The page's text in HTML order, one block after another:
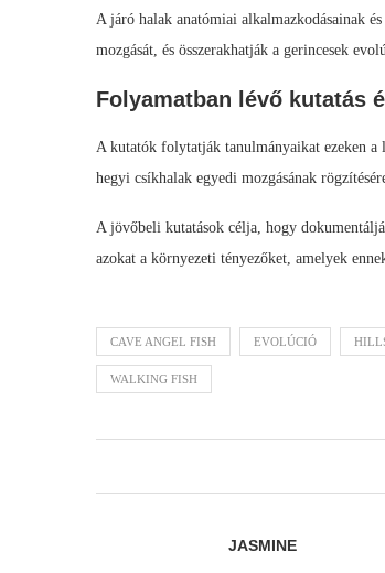
A járó halak anatómiai alkalmazkodásainak
mozgását, és összerakhatják a gerincesek
Folyamatban lévő kutatás
A kutatók folytatják tanulmányaikat ezeken a
hegyi csíkhalak egyedi mozgásának
A jövőbeli kutatások célja, hogy
azokat a környezeti tényezőket, amelyek
CAVE ANGEL FISH EVOLÚCIÓ
WALKING FISH
JASMINE